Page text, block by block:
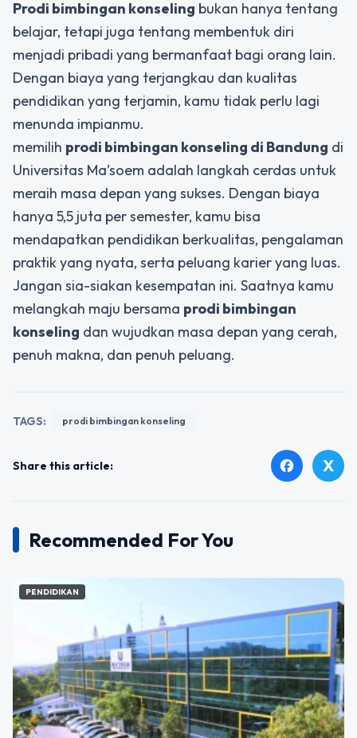
Prodi bimbingan konseling bukan hanya tentang
belajar, tetapi juga tentang membentuk diri
menjadi pribadi yang bermanfaat bagi orang lain.
Dengan biaya yang terjangkau dan kualitas
pendidikan yang terjamin, kamu tidak perlu lagi
menunda impianmu.
memilih prodi bimbingan konseling di Bandung di
Universitas Ma’soem adalah langkah cerdas untuk
meraih masa depan yang sukses. Dengan biaya
hanya 5,5 juta per semester, kamu bisa
mendapatkan pendidikan berkualitas, pengalaman
praktik yang nyata, serta peluang karier yang luas.
Jangan sia-siakan kesempatan ini. Saatnya kamu
melangkah maju bersama prodi bimbingan
konseling dan wujudkan masa depan yang cerah,
penuh makna, dan penuh peluang.
TAGS: prodi bimbingan konseling
Share this article: facebook X
Recommended For You
PENDIDIKAN